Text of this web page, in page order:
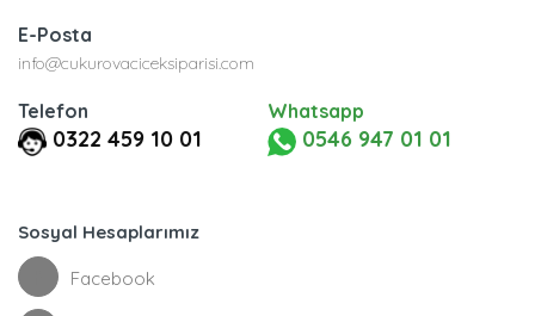
E-Posta
info@cukurovaciceksiparisi.com
Telefon
0322 459 10 01
Whatsapp
0546 947 01 01
Sosyal Hesaplarımız
Facebook